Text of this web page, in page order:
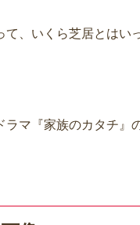
、いくら芝居とはい
マ『家族のカタチ』